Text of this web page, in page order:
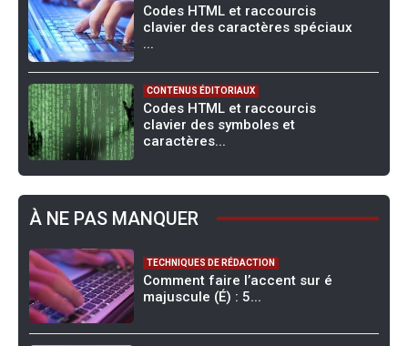
Codes HTML et raccourcis
clavier des caractères spéciaux
...
CONTENUS ÉDITORIAUX
Codes HTML et raccourcis
clavier des symboles et
caractères...
À NE PAS MANQUER
TECHNIQUES DE RÉDACTION
Comment faire l’accent sur é
majuscule (É) : 5...